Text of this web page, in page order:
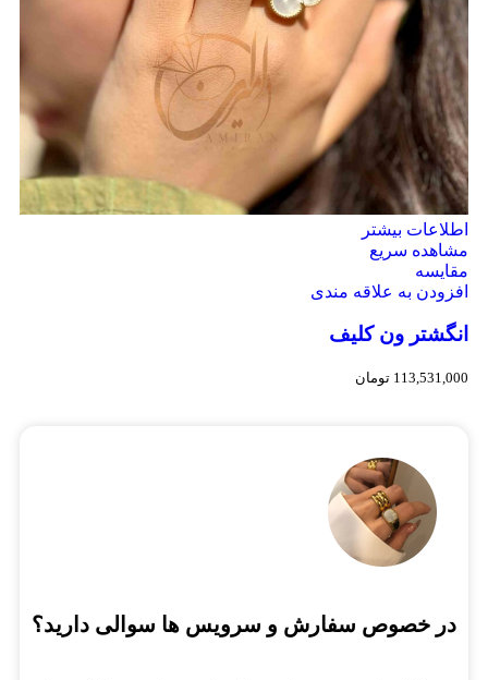
اطلاعات بیشتر
مشاهده سریع
مقایسه
افزودن به علاقه مندی
انگشتر ون کلیف
113,531,000 تومان
در خصوص سفارش و سرویس ها سوالی دارید؟